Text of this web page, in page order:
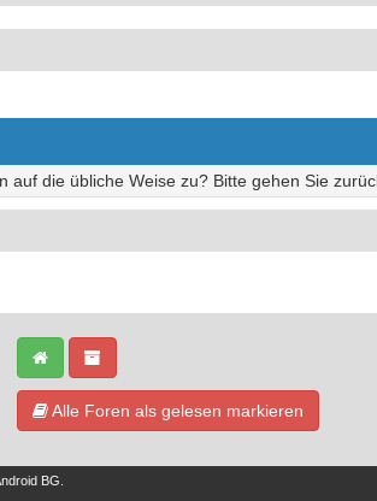
die übliche Weise zu? Bitte gehen Sie
Alle Foren als gelesen markieren
BG